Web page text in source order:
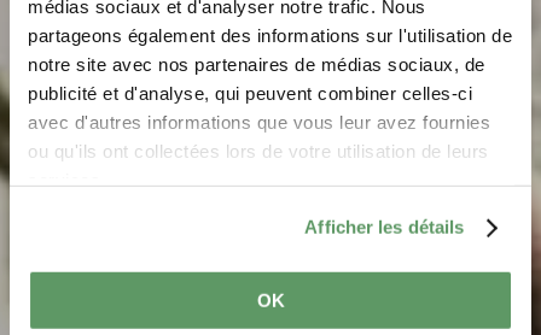
médias sociaux et d'analyser notre trafic. Nous
partageons également des informations sur l'utilisation de
notre site avec nos partenaires de médias sociaux, de
publicité et d'analyse, qui peuvent combiner celles-ci
avec d'autres informations que vous leur avez fournies
ou qu'ils ont collectées lors de votre utilisation de leurs
Afficher les détails
OK
Randonnées hivernales